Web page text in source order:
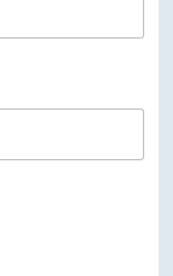
(host /
(host /